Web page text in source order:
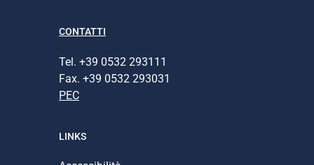
CONTATTI
Tel. +39 0532 293111
Fax. +39 0532 293031
PEC
LINKS